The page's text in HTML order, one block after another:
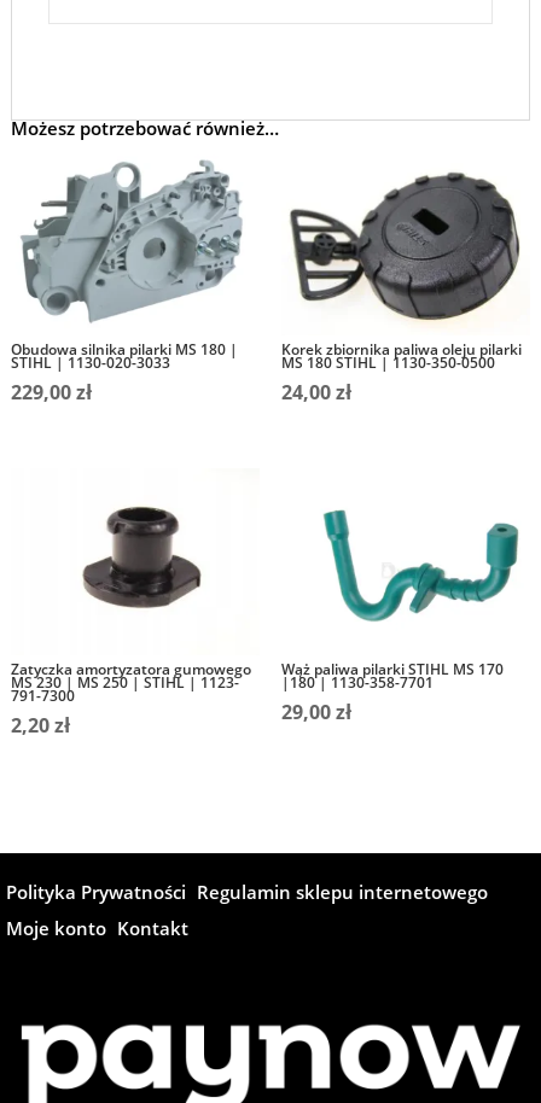
Możesz potrzebować również…
Obudowa silnika pilarki MS 180 |
STIHL | 1130-020-3033
229,00zł
Korek zbiornika paliwa oleju pilarki
MS 180 STIHL | 1130-350-0500
24,00zł
Zatyczka amortyzatora gumowego
MS 230 | MS 250 | STIHL | 1123-
791-7300
2,20zł
Wąż paliwa pilarki STIHL MS 170
|180 | 1130-358-7701
29,00zł
Polityka Prywatności Regulamin sklepu internetowego
Moje konto Kontakt